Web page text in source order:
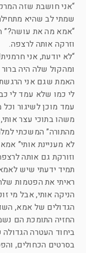
“אני חושבת שזה
שמתי לב שהיא
“אמא מה את עושה?”
וזרקה אותה לרצפה.
“לא יודעת, אני
ומהקול שלה היה
האמת שגם אני
לי כמו שלא עמד לי
עמד מוכן לשיגור
משהו בתוכי עצר
מהתורה” המשכתי
לא מעניינת אותי”
וזורקת גם אותה
תמיד ידעתי שיש
ראיתי את הפטמות
הניקה אותי, אבל מי
הגדולים של אמא,
החזיה התומכת הם
ביחוד העטרה
בסרטים הכחולים,